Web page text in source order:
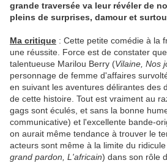
grande traversée va leur révéler de
pleins de surprises, damour et
Ma critique : Cette petite comédie à la
une réussite. Force est de constater
talentueuse Marilou Berry (Vilaine, Nos
personnage de femme d'affaires
en suivant les aventures délirantes des
de cette histoire. Tout est vraiment au
gags sont éculés, et sans la bonne
communicative) et l'excellente bande-
on aurait même tendance à trouver le
acteurs sont même à la limite du
grand pardon, L'africain) dans son rôle